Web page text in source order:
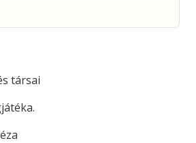
társai